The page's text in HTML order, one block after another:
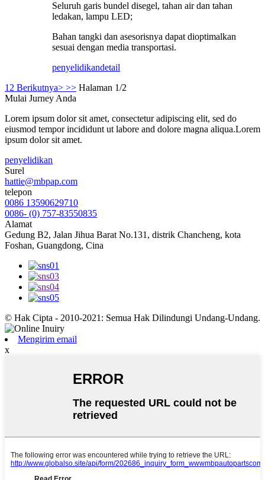
Seluruh garis bundel disegel, tahan air dan tahan
ledakan, lampu LED;
Bahan tangki dan asesorisnya dapat dioptimalkan
sesuai dengan media transportasi.
penyelidikandetail
12 Berikutnya> >> Halaman 1/2
Mulai Jurney Anda
Lorem ipsum dolor sit amet, consectetur adipiscing elit, sed do
eiusmod tempor incididunt ut labore and dolore magna aliqua.Lorem
ipsum dolor sit amet.
penyelidikan
Surel
hattie@mbpap.com
telepon
0086 13590629710
0086- (0) 757-83550835
Alamat
Gedung B2, Jalan Jihua Barat No.131, distrik Chancheng, kota
Foshan, Guangdong, Cina
© Hak Cipta - 2010-2021: Semua Hak Dilindungi Undang-Undang.
Mengirim email
x